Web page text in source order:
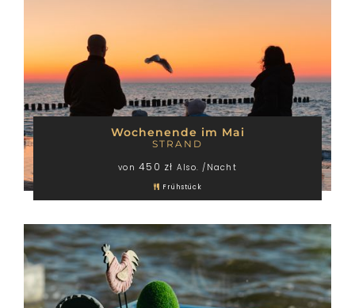
Wochenende im Mai
STRAND
von 450 zł Also. /Nacht
Frühstück